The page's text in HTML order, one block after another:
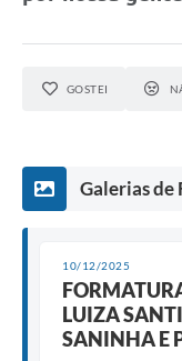
Serviços Online
Transparência
Emprega
GOSTEI
Galerias de
10/12/2025
LUIZA
SANINHA E